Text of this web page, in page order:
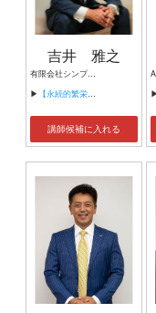
吉井 雅之
有限会社シンプルタスク 代表取締役 習慣形成コンサルタント
▶ 【永続的繁栄の組織づくり】
講師候補に入れる
▶